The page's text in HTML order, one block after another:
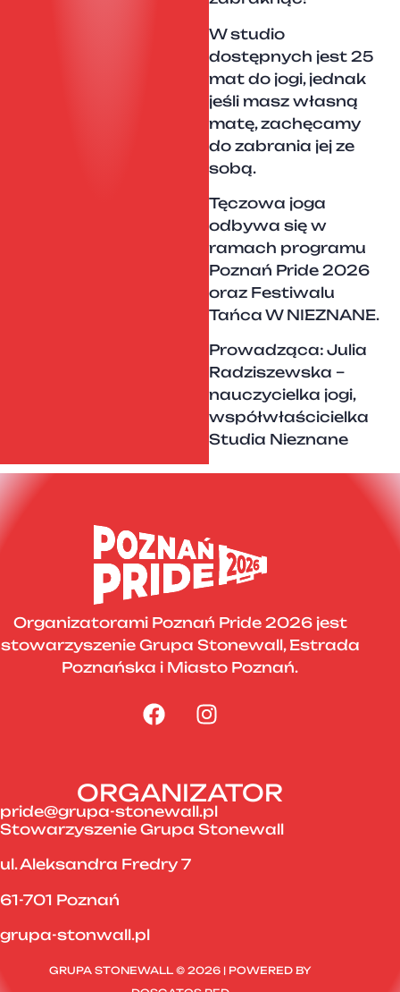
W studio
dostępnych jest 25
mat do jogi, jednak
jeśli masz własną
matę, zachęcamy
do zabrania jej ze
sobą.
Tęczowa joga
odbywa się w
ramach programu
Poznań Pride 2026
oraz Festiwalu
Tańca W NIEZNANE.
Prowadząca: Julia
Radziszewska –
nauczycielka jogi,
współwłaścicielka
Studia Nieznane
ORGANIZATOR
pride@grupa-stonewall.pl
Stowarzyszenie Grupa Stonewall
ul. Aleksandra Fredry 7
61-701 Poznań
grupa-stonwall.pl
GRUPA STONEWALL © 2026 | POWERED BY
Organizatorami Poznań Pride 2026 jest
stowarzyszenie Grupa Stonewall, Estrada
Poznańska i Miasto Poznań.